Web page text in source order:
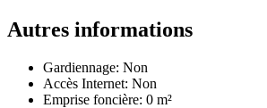
Autres informations
Gardiennage: Non
Accès Internet: Non
Emprise foncière: 0 m²